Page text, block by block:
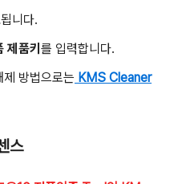
니다.
제품키 를 입력합니다.
방법으로는 KMS Cleaner
스